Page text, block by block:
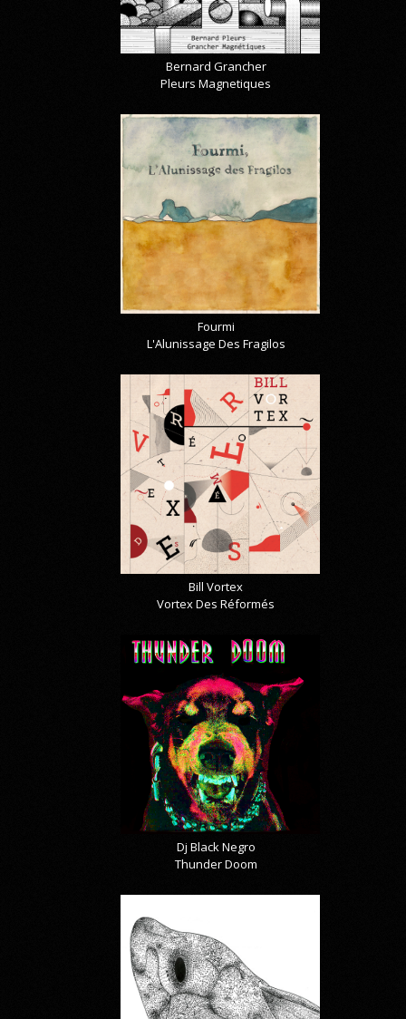
Bernard Grancher
Pleurs Magnetiques
Fourmi
L'Alunissage Des Fragilos
Bill Vortex
Vortex Des Réformés
Dj Black Negro
Thunder Doom